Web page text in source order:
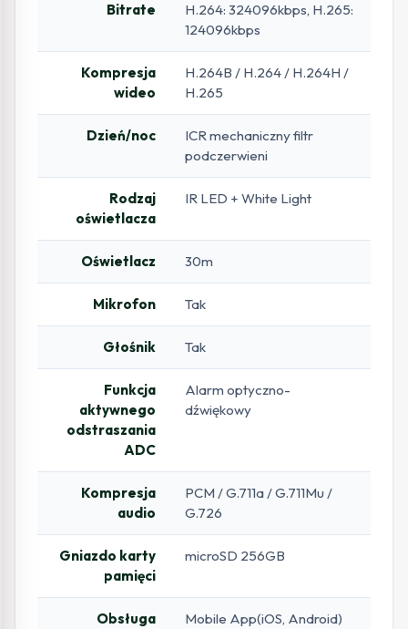
Bitrate
H.264: 324096kbps, H.265:
124096kbps
Kompresja
wideo
H.264B / H.264 / H.264H /
H.265
Dzień/noc
ICR mechaniczny filtr
podczerwieni
Rodzaj
oświetlacza
IR LED + White Light
Oświetlacz 30m
Mikrofon Tak
Głośnik Tak
Funkcja
aktywnego
odstraszania
ADC
Alarm optyczno-
dźwiękowy
Kompresja
audio
PCM / G.711a / G.711Mu /
G.726
Gniazdo karty
pamięci
microSD 256GB
Obsługa Mobile App(iOS, Android)